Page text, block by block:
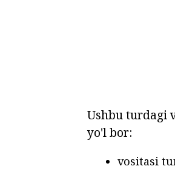
Ushbu turdagi
yo'l bor:
vositasi